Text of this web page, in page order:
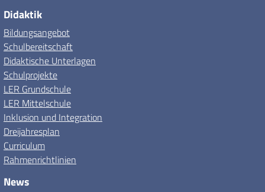
Didaktik
Bildungsangebot
Schulbereitschaft
Didaktische Unterlagen
Schulprojekte
LER Grundschule
LER Mittelschule
Inklusion und Integration
Dreijahresplan
Curriculum
Rahmenrichtlinien
News